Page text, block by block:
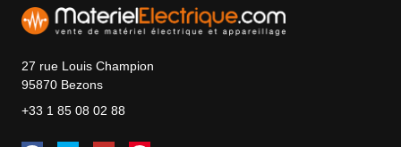
27 rue Louis Champion
95870 Bezons
+33 1 85 08 02 88